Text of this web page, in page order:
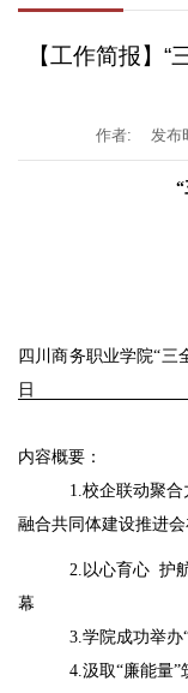
【工作简报】
作者: 发布
四川商务职业学院“三
日
内容概要：
1. 校企联动聚
融合共同体建设推进
2.以心育心 护
幕
3.学院成功举办
4.汲取“廉能量